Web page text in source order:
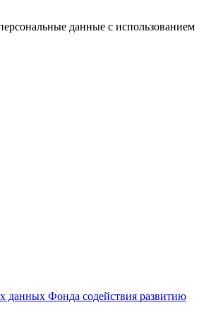
данные с использованием
данных Фонда содействия развитию